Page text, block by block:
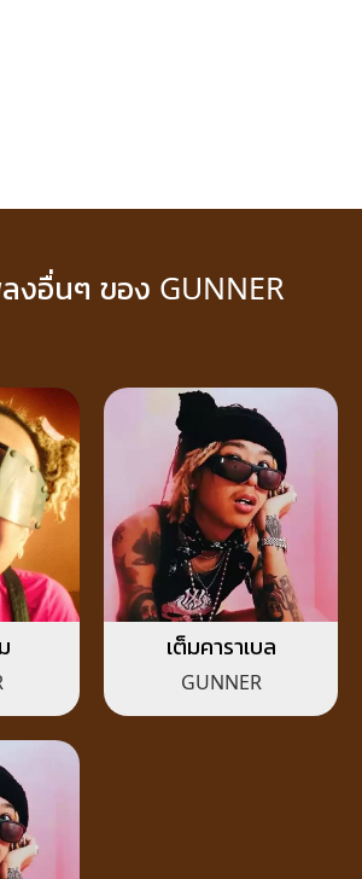
งอื่นๆ ของ GUNNER
เต็มคาราเบล
GUNNER